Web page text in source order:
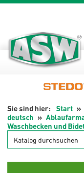
Start
deutsch
Waschbecken und
Katalog
durchsuchen